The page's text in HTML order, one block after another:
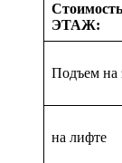
ЭТАЖ:
Подъем на
на лифте